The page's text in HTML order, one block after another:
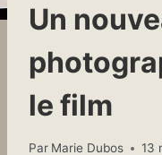
Un
le film
Par Marie Dubos 13